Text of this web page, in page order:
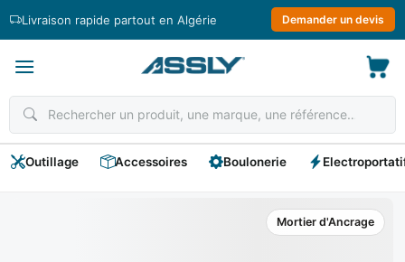
Livraison rapide partout en Algérie Demander un devis
Outillage Accessoires Boulonerie
Mortier d'Ancrage